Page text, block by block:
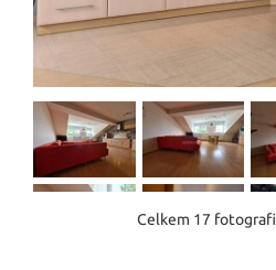
Celkem 17